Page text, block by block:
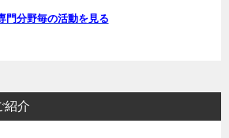
門分野毎の活動を見る
介